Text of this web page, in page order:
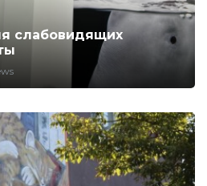
слабовидящих